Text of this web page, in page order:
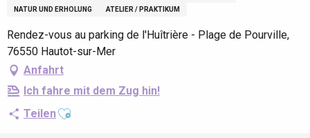
NATUR UND ERHOLUNG
ATELIER / PRAKTIKUM
Rendez-vous au parking de l'Huîtrière - Plage de Pourville,
76550 Hautot-sur-Mer
Anfahrt
Ich fahre mit dem Zug hin!
TeilenAjouter aux favoris